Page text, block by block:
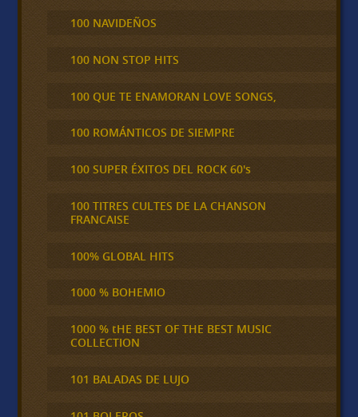
100 NAVIDEÑOS
100 NON STOP HITS
100 QUE TE ENAMORAN LOVE SONGS,
100 ROMÁNTICOS DE SIEMPRE
100 SUPER ÉXITOS DEL ROCK 60's
100 TITRES CULTES DE LA CHANSON
FRANCAISE
100% GLOBAL HITS
1000 % BOHEMIO
1000 % tHE BEST OF THE BEST MUSIC
COLLECTION
101 BALADAS DE LUJO